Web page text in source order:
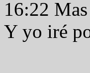
16:22
Y yo iré